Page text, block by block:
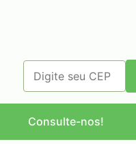
Consulte-nos!